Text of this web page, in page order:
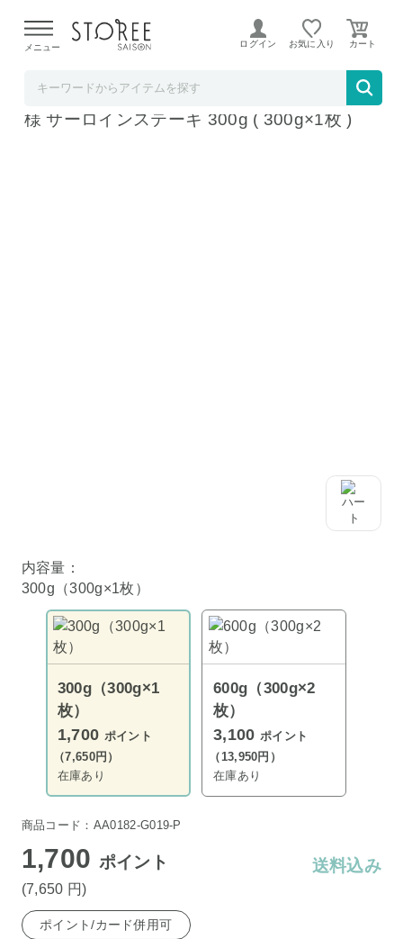
よる配送遅延が発生しております。
メニュー ログイン お気に入り
佐賀牛 A5等級 メス牛限定 黒毛和牛 牛肉の王
様 サーロインステーキ 300g ( 300g×1枚 )
内容量：
300g（300g×1枚）
300g（300g×1
枚）
1,700 ポイント
（7,650円）
在庫あり
600g（300g×2
枚）
3,100 ポイント
（13,950円）
在庫あり
商品コード：AA0182-G019-P
1,700 ポイント
(7,650 円)
送料込み
ポイント/カード併用可